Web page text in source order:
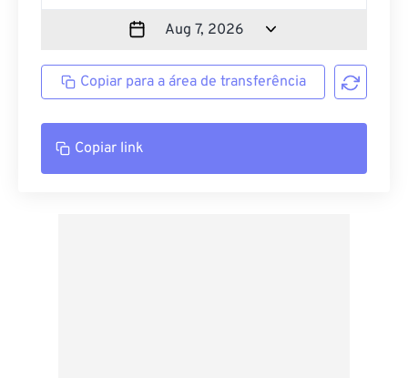
Copiar para a área de transferência
Copiar link